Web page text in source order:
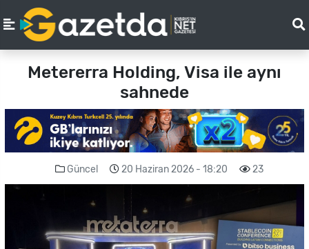
Metererra Holding, Visa ile aynı
sahnede
Güncel 20 Haziran 2026 - 18:20 23